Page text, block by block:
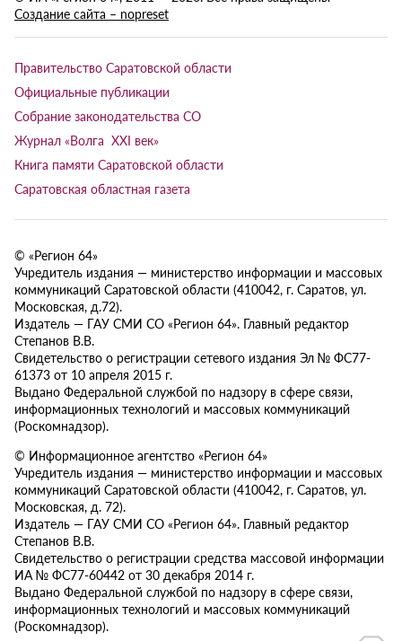
Создание сайта – nopreset
Правительство Саратовской области
Официальные публикации
Собрание законодательства СО
Журнал «Волга XXI век»
Книга памяти Саратовской области
Саратовская областная газета
© «Регион 64»
Учредитель издания — министерство информации и массовых
коммуникаций Саратовской области (410042, г. Саратов, ул.
Московская, д.72).
Издатель — ГАУ СМИ СО «Регион 64». Главный редактор
Степанов В.В.
Свидетельство о регистрации сетевого издания Эл № ФС77-
61373 от 10 апреля 2015 г.
Выдано Федеральной службой по надзору в сфере связи,
информационных технологий и массовых коммуникаций
(Роскомнадзор).
© Информационное агентство «Регион 64»
Учредитель издания — министерство информации и массовых
коммуникаций Саратовской области (410042, г. Саратов, ул.
Московская, д. 72).
Издатель — ГАУ СМИ СО «Регион 64». Главный редактор
Степанов В.В.
Свидетельство о регистрации средства массовой информации
ИА № ФС77-60442 от 30 декабря 2014 г.
Выдано Федеральной службой по надзору в сфере связи,
информационных технологий и массовых коммуникаций
(Роскомнадзор).